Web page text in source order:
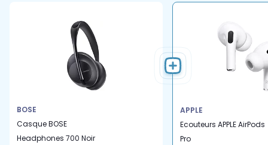
BOSE
Casque BOSE
Headphones 700 Noir
APPLE
Ecouteurs APPLE AirPods
Pro